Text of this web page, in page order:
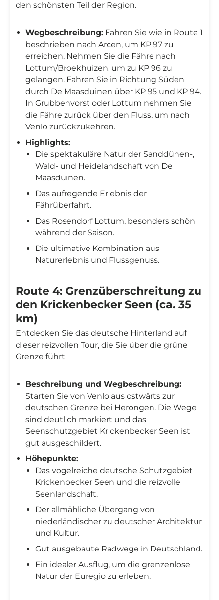
den schönsten Teil der Region.
Wegbeschreibung: Fahren Sie wie in Route 1
beschrieben nach Arcen, um KP 97 zu
erreichen. Nehmen Sie die Fähre nach
Lottum/Broekhuizen, um zu KP 96 zu
gelangen. Fahren Sie in Richtung Süden
durch De Maasduinen über KP 95 und KP 94.
In Grubbenvorst oder Lottum nehmen Sie
die Fähre zurück über den Fluss, um nach
Venlo zurückzukehren.
Highlights:
Die spektakuläre Natur der Sanddünen-,
Wald- und Heidelandschaft von De
Maasduinen.
Das aufregende Erlebnis der
Fährüberfahrt.
Das Rosendorf Lottum, besonders schön
während der Saison.
Die ultimative Kombination aus
Naturerlebnis und Flussgenuss.
Route 4: Grenzüberschreitung zu
den Krickenbecker Seen (ca. 35
km)
Entdecken Sie das deutsche Hinterland auf
dieser reizvollen Tour, die Sie über die grüne
Grenze führt.
Beschreibung und Wegbeschreibung:
Starten Sie von Venlo aus ostwärts zur
deutschen Grenze bei Herongen. Die Wege
sind deutlich markiert und das
Seenschutzgebiet Krickenbecker Seen ist
gut ausgeschildert.
Höhepunkte:
Das vogelreiche deutsche Schutzgebiet
Krickenbecker Seen und die reizvolle
Seenlandschaft.
Der allmähliche Übergang von
niederländischer zu deutscher Architektur
und Kultur.
Gut ausgebaute Radwege in Deutschland.
Ein idealer Ausflug, um die grenzenlose
Natur der Euregio zu erleben.